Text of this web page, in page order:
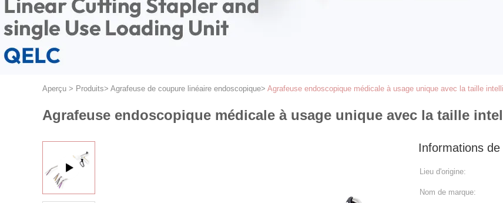
Aperçu > Produits> Agrafeuse de coupure linéaire endoscopique> Agrafeuse endoscopique médicale à usage unique avec la taille
Agrafeuse endoscopique médicale à usage unique avec la taille
Informations de
Lieu d'origine:
Nom de marque: